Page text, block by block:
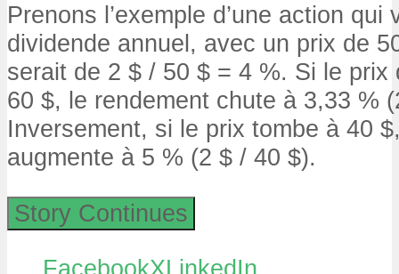
Prenons l’exemple d’une action qui
dividende annuel, avec un prix de
serait de 2 $ / 50 $ = 4 %. Si le prix
60 $, le rendement chute à 3,33 %
Inversement, si le prix tombe à 40
augmente à 5 % (2 $ / 40 $).
Story Continues
FacebookXLinkedIn